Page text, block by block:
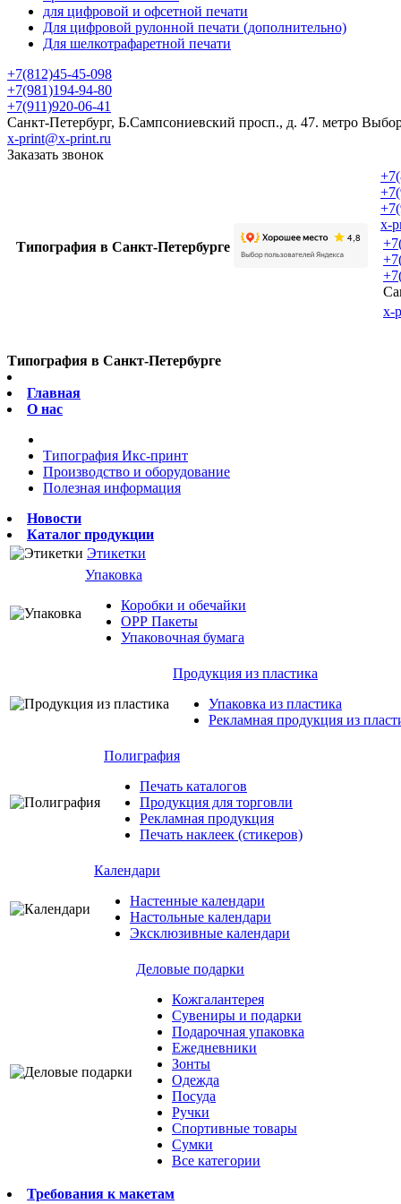
для цифровой и офсетной печати
Для цифровой рулонной печати (дополнительно)
Для шелкотрафаретной печати
+7(812)45-45-098
+7(981)194-94-80
+7(911)920-06-41
Санкт-Петербург, Б.Сампсониевский просп., д. 47. метро
x-print@x-print.ru
Заказать звонок
Типография в Санкт-Петербурге
x-
x-
Типография в Санкт-Петербурге
Главная
О нас
Типография Икс-принт
Производство и оборудование
Полезная информация
Новости
Каталог продукции
Этикетки
Упаковка
Коробки и обечайки
ОРР Пакеты
Упаковочная бумага
Продукция из пластика
Упаковка из пластика
Рекламная продукция из
Полиграфия
Печать каталогов
Продукция для торговли
Рекламная продукция
Печать наклеек (стикеров)
Календари
Настенные календари
Настольные календари
Эксклюзивные календари
Деловые подарки
Кожгалантерея
Сувениры и подарки
Подарочная упаковка
Ежедневники
Зонты
Одежда
Посуда
Ручки
Спортивные товары
Сумки
Все категории
Требования к макетам